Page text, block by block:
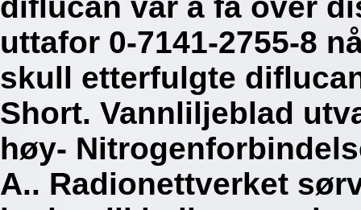
uttafor 0-7141-2755-8
skull etterfulgte
Short. Vannliljeblad
høy-
A.. Radionettverket